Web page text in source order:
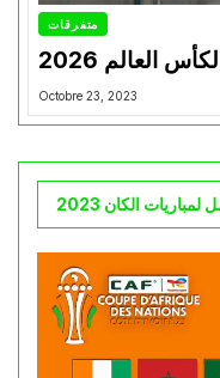
متفرقات
العالم 2026
Octobre 23, 2023
الكان 2023